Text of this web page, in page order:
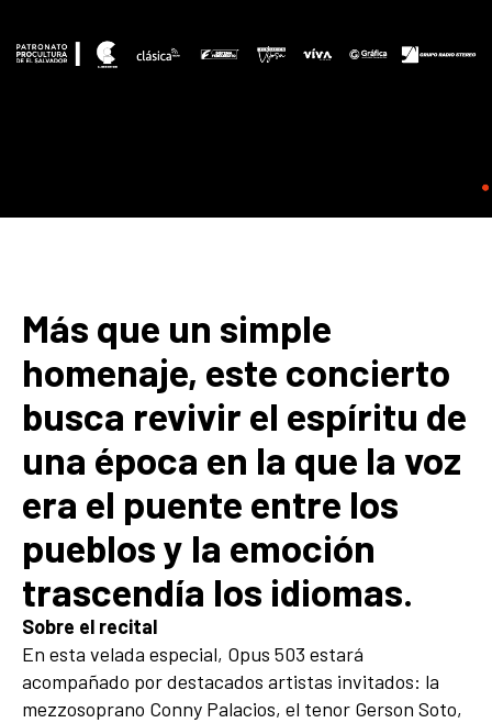
Más que un simple
homenaje, este concierto
busca revivir el espíritu de
una época en la que la voz
era el puente entre los
pueblos y la emoción
trascendía los idiomas.
Sobre el recital
En esta velada especial, Opus 503 estará
acompañado por destacados artistas invitados: la
mezzosoprano Conny Palacios, el tenor Gerson Soto,